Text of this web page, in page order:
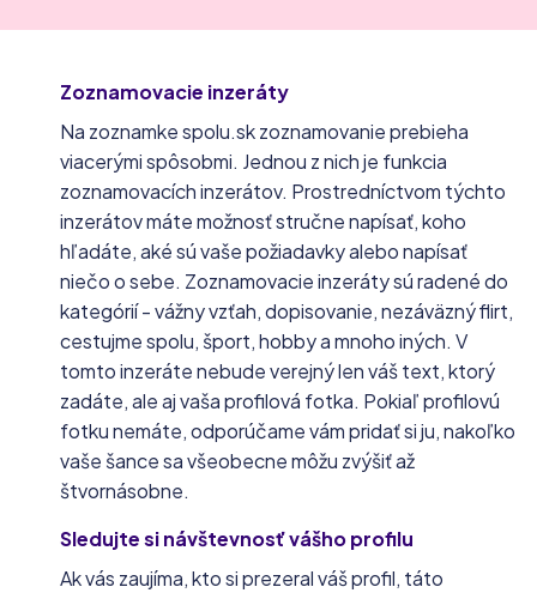
Zoznamovacie inzeráty
Na zoznamke spolu.sk zoznamovanie prebieha
viacerými spôsobmi. Jednou z nich je funkcia
zoznamovacích inzerátov. Prostredníctvom týchto
inzerátov máte možnosť stručne napísať, koho
hľadáte, aké sú vaše požiadavky alebo napísať
niečo o sebe. Zoznamovacie inzeráty sú radené do
kategórií - vážny vzťah, dopisovanie, nezáväzný flirt,
cestujme spolu, šport, hobby a mnoho iných. V
tomto inzeráte nebude verejný len váš text, ktorý
zadáte, ale aj vaša profilová fotka. Pokiaľ profilovú
fotku nemáte, odporúčame vám pridať si ju, nakoľko
vaše šance sa všeobecne môžu zvýšiť až
štvornásobne.
Sledujte si návštevnosť vášho profilu
Ak vás zaujíma, kto si prezeral váš profil, táto